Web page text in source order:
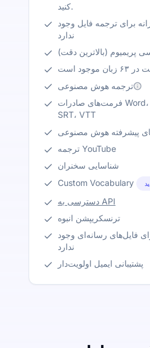
کنید.
برای ترجمه فایل وجود
ندارد
پریمیوم (بالاترین دقت)
موجود است
ترجمه هوش مصنوعی
فرمت‌های صادرات Word، CSV، PDF، TXT،
SRT، VTT
پیشرفته هوش مصنوعی
ترجمه YouTube
شناسایی سخنران
Custom Vocabulary
دسترسی به API
ترنسکریپشن انبوه
فایل‌های رسانه‌ای وجود
ندارد
پشتیبانی ایمیل اولویت‌دار